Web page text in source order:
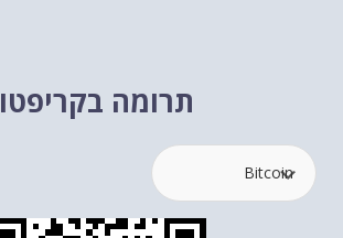
תרומה בקריפטו